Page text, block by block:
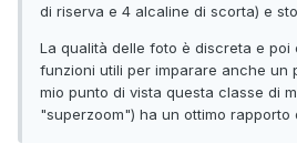
di riserva e 4 alcaline di scorta) e
La qualità delle foto è discreta e poi
funzioni utili per imparare anche un
mio punto di vista questa classe di
"superzoom") ha un ottimo rapporto